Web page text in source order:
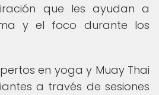
que les ayudan a
y el foco durante los
en yoga y Muay Thai
a través de sesiones